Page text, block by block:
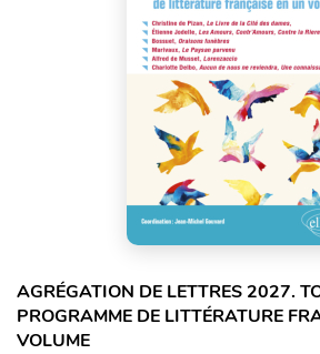
AGRÉGATION DE LETTRES 2027.
PROGRAMME DE LITTÉRATURE
VOLUME